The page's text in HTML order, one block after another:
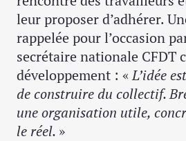
leur proposer d’adhérer.
rappelée pour l’occasion
secrétaire nationale CFDT
développement : «L’idée
de construire du collectif.
une organisation utile,
le réel. »